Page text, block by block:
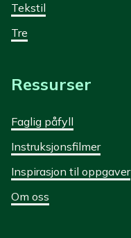
Tekstil
Tre
Ressurser
Faglig påfyll
Instruksjonsfilmer
Inspirasjon til oppgaver
Om oss